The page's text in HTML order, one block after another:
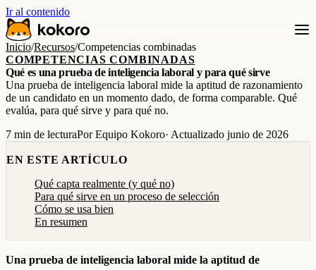
Ir al contenido
Inicio/Recursos/Competencias combinadas
COMPETENCIAS COMBINADAS
Qué es una prueba de inteligencia laboral y para qué sirve
Una prueba de inteligencia laboral mide la aptitud de razonamiento
de un candidato en un momento dado, de forma comparable. Qué
evalúa, para qué sirve y para qué no.
7 min de lecturaPor Equipo Kokoro· Actualizado junio de 2026
EN ESTE ARTÍCULO
Qué capta realmente (y qué no)
Para qué sirve en un proceso de selección
Cómo se usa bien
En resumen
Una prueba de inteligencia laboral mide la aptitud de